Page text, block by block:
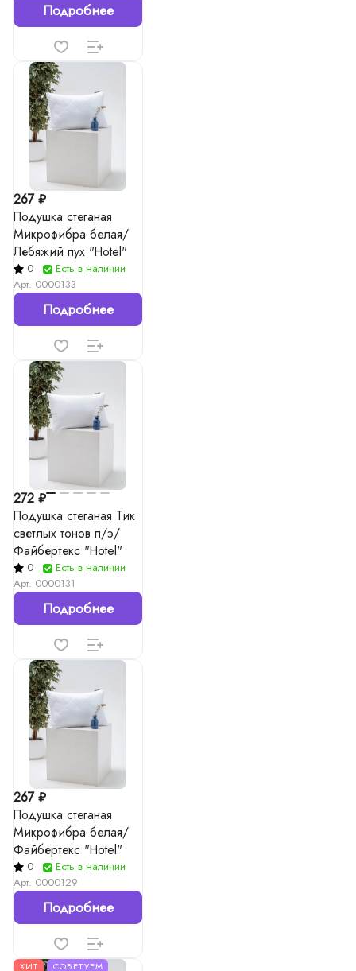
Подробнее
267 ₽
Подушка стеганая
Микрофибра белая/
Лебяжий пух "Hotel"
0
Есть в наличии
Арт. 0000133
Подробнее
272 ₽
Подушка стеганая Тик
светлых тонов п/э/
Файбертекс "Hotel"
0
Есть в наличии
Арт. 0000131
Подробнее
267 ₽
Подушка стеганая
Микрофибра белая/
Файбертекс "Hotel"
0
Есть в наличии
Арт. 0000129
Подробнее
ХИТ СОВЕТУЕМ